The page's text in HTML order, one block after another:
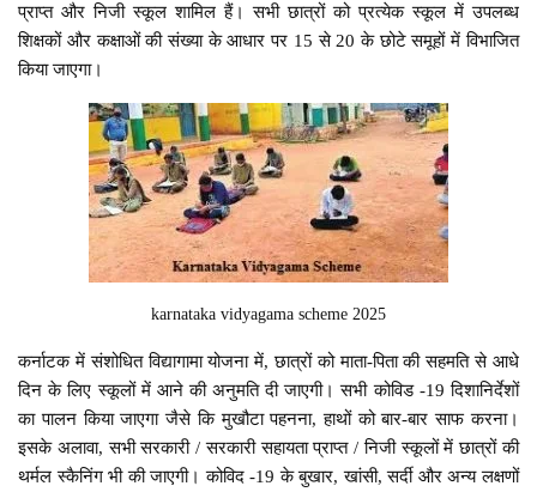
प्राप्त और निजी स्कूल शामिल हैं। सभी छात्रों को प्रत्येक स्कूल में उपलब्ध
शिक्षकों और कक्षाओं की संख्या के आधार पर 15 से 20 के छोटे समूहों में विभाजित
किया जाएगा।
karnataka vidyagama scheme 2025
कर्नाटक में संशोधित विद्यागामा योजना में, छात्रों को माता-पिता की सहमति से आधे
दिन के लिए स्कूलों में आने की अनुमति दी जाएगी। सभी कोविड -19 दिशानिर्देशों
का पालन किया जाएगा जैसे कि मुखौटा पहनना, हाथों को बार-बार साफ करना।
इसके अलावा, सभी सरकारी / सरकारी सहायता प्राप्त / निजी स्कूलों में छात्रों की
थर्मल स्कैनिंग भी की जाएगी। कोविद -19 के बुखार, खांसी, सर्दी और अन्य लक्षणों